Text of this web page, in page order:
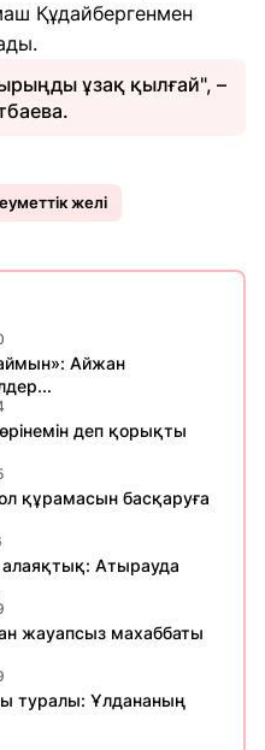
Құдайбергенмен
ұзақ қылғай", –
желі
Айжан
деп қорықты
құрамасын басқаруға
алаяқтық: Атырауда
жауапсыз махаббаты
туралы: Ұлдананың